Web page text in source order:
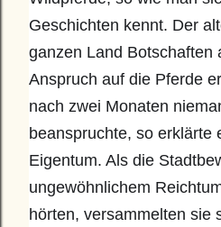
Geschichten kennt. Der
ganzen Land Botschaften
Anspruch auf die Pferde
nach zwei Monaten
beanspruchte, so erklärte
Eigentum. Als die
ungewöhnlichem
hörten, versammelten sie